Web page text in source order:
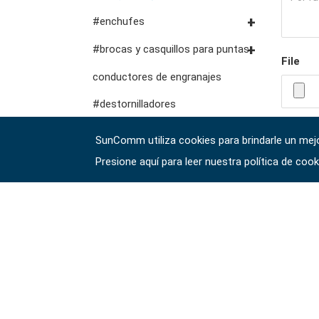
herramientas del auto
herramientas de fluidos y
lubricación
accesorios de
abrazaderas vde
general vde
#llaves de trinquete
doble anillo
#llaves especiales
#llaves ajustables y de
alicates
#enchufes
Dados con unidad #3/8"
Dados de impacto con
#1/2"
Impacto de
#brocas y casquillos para puntas
Puntas hexagonales #1/4"
puntas hexagonales de 10
Dados con punta de
accionamiento #1/2"
conductores de engranajes
#destornilladores
#herramientas de torsión
#alicates, cortadores, abrazaderas
File
SunComm utiliza cookies para brindarle un
Presione aquí para leer nuestra política de